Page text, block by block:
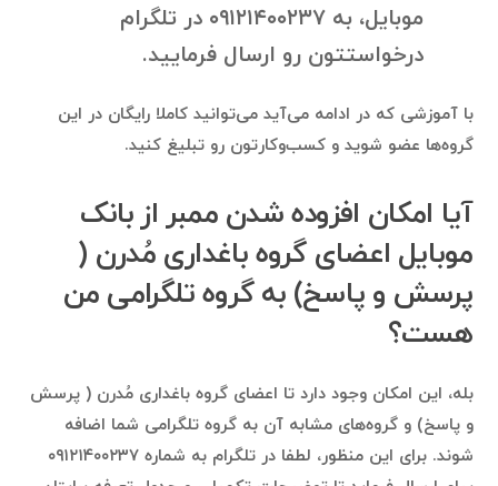
موبایل، به ۰۹۱۲۱۴۰۰۲۳۷ در تلگرام
درخواستتون رو ارسال فرمایید.
با آموزشی که در ادامه می‌آید می‌توانید کاملا رایگان در این
گروه‌ها عضو شوید و کسب‌وکارتون رو تبلیغ کنید.
آیا امکان افزوده شدن ممبر از بانک
موبایل اعضای گروه باغداری مُدرن (
پرسش و پاسخ) به گروه تلگرامی من
هست؟
بله، این امکان وجود دارد تا اعضای گروه باغداری مُدرن ( پرسش
و پاسخ) و گروه‌های مشابه آن به گروه تلگرامی شما اضافه
شوند. برای این منظور، لطفا در تلگرام به شماره ۰۹۱۲۱۴۰۰۲۳۷